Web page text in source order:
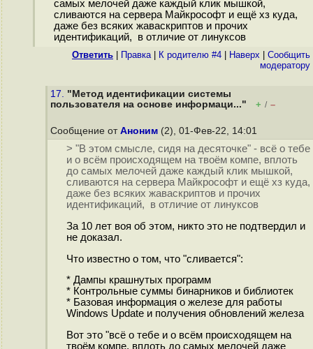
самых мелочей даже каждый клик мышкой,
сливаются на сервера Майкрософт и ещё хз куда,
даже без всяких жаваскриптов и прочих
идентификаций, в отличие от линуксов
Ответить Правка| К родителю #4 Наверх
Cообщить
модератору
17. "Метод идентификации системы
пользователя на основе информаци..."
+ / –
Сообщение от Аноним (2), 01-Фев-22, 14:01
> "В этом смысле, сидя на десяточке" - всё о тебе
и о всём происходящем на твоём компе, вплоть
до самых мелочей даже каждый клик мышкой,
сливаются на сервера Майкрософт и ещё хз куда,
даже без всяких жаваскриптов и прочих
идентификаций, в отличие от линуксов
За 10 лет воя об этом, никто это не подтвердил и
не доказал.
Что известно о том, что "сливается":
* Дампы крашнутых программ
* Контрольные суммы бинарников и библиотек
* Базовая информация о железе для работы
Windows Update и получения обновлений железа
Вот это "всё о тебе и о всём происходящем на
твоём компе, вплоть до самых мелочей даже